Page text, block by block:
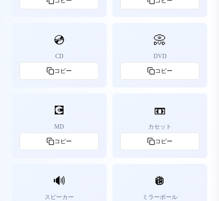
💿
CD
コピー
📀
DVD
コピー
💽
MD
コピー
📼
カセット
コピー
🔊
スピーカー
🪩
ミラーボール